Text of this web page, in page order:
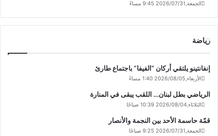
الجمعة,2026/07/31 9:45 مساءً
رياضة
إنفانتينو يلتقي أركان “الفيفا” باجتماع طارئ
الأربعاء,2026/08/05 1:40 مساءً
الرياضي بطل لبنان… اللقب يبقى في المنارة
الثلاثاء,2026/08/04 10:39 صباحًا
قمّة حاسمة الأحد بين النجمة والأنصار
الجمعة,2026/07/31 9:25 صباحًا